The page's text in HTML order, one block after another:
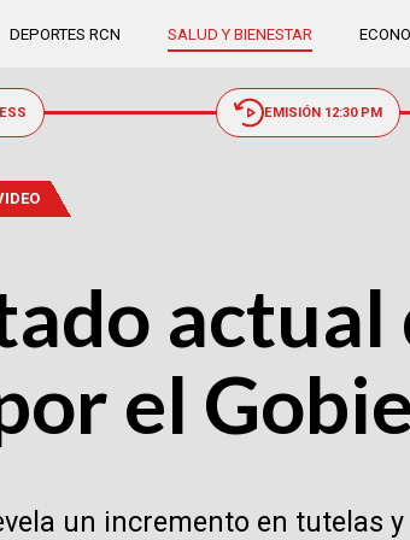
DEPORTES RCN SALUD Y BIENESTAR
EMISIÓN 12:30 PM
actual
el
un incremento en tutelas